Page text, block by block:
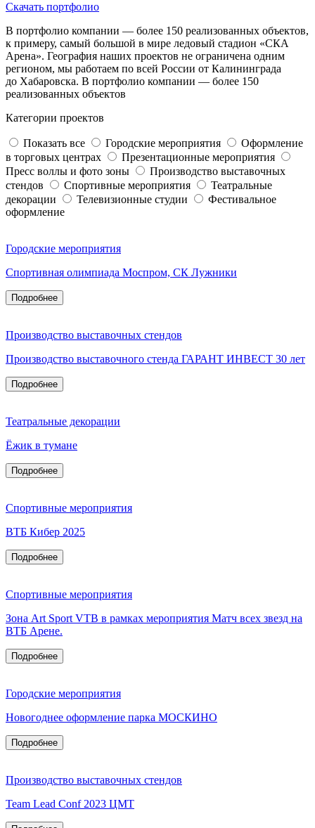
Скачать портфолио
В портфолио компании — более 150 реализованных объектов,
к примеру, самый большой в мире ледовый стадион «СКА
Арена». География наших проектов не ограничена одним
регионом, мы работаем по всей России от Калининграда
до Хабаровска. В портфолио компании — более 150
реализованных объектов
Категории проектов
Показать все Городские мероприятия
Оформление
в торговых центрах
Презентационные мероприятия
Пресс воллы и фото зоны
Производство выставочных
стендов
Спортивные мероприятия
Театральные
декорации
Телевизионные студии
Фестивальное
оформление
Городские мероприятия
Спортивная олимпиада Моспром, СК Лужники
Подробнее
Производство выставочных стендов
Производство выставочного стенда ГАРАНТ ИНВЕСТ 30 лет
Подробнее
Театральные декорации
Ёжик в тумане
Подробнее
Спортивные мероприятия
ВТБ Кибер 2025
Подробнее
Спортивные мероприятия
Зона Art Sport VTB в рамках мероприятия Матч всех звезд на
ВТБ Арене.
Подробнее
Городские мероприятия
Новогоднее оформление парка МОСКИНО
Подробнее
Производство выставочных стендов
Team Lead Conf 2023 ЦМТ